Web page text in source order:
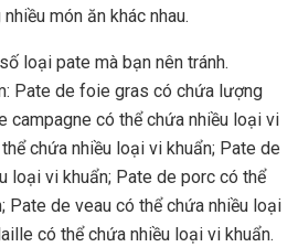
món ăn khác nhau.
loại pate mà bạn nên tránh.
Pate de foie gras có chứa lượng
campagne có thể chứa nhiều loại vi
chứa nhiều loại vi khuẩn; Pate de
loại vi khuẩn; Pate de porc có thể
Pate de veau có thể chứa nhiều loại
có thể chứa nhiều loại vi khuẩn.